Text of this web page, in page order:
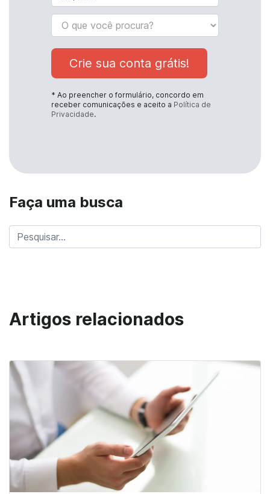
Crie sua conta grátis!
* Ao preencher o formulário, concordo em
receber comunicações e aceito a Política de
Privacidade.
Faça uma busca
Artigos relacionados